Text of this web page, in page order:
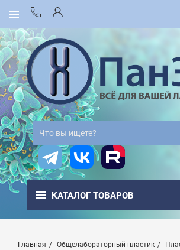
КАТАЛОГ ТОВАРОВ
Главная Общелабораторный пластик